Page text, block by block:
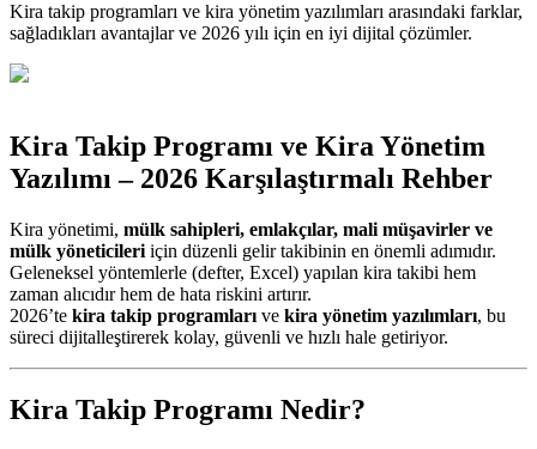
Kira takip programları ve kira yönetim yazılımları arasındaki farklar,
sağladıkları avantajlar ve 2026 yılı için en iyi dijital çözümler.
Kira Takip Programı ve Kira Yönetim
Yazılımı – 2026 Karşılaştırmalı Rehber
Kira yönetimi, mülk sahipleri, emlakçılar, mali müşavirler ve
mülk yöneticileri için düzenli gelir takibinin en önemli adımıdır.
Geleneksel yöntemlerle (defter, Excel) yapılan kira takibi hem
zaman alıcıdır hem de hata riskini artırır.
2026’te kira takip programları ve kira yönetim yazılımları, bu
süreci dijitalleştirerek kolay, güvenli ve hızlı hale getiriyor.
Kira Takip Programı Nedir?